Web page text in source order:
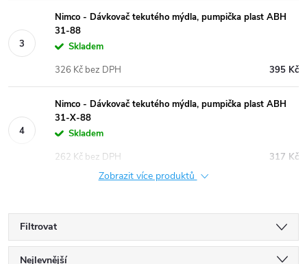
Nimco - Dávkovač tekutého mýdla, pumpička plast ABH
31-88
Skladem
395 Kč
326 Kč bez DPH
Nimco - Dávkovač tekutého mýdla, pumpička plast ABH
31-X-88
Skladem
317 Kč
262 Kč bez DPH
Zobrazit více produktů
Filtrovat
Nejlevnější